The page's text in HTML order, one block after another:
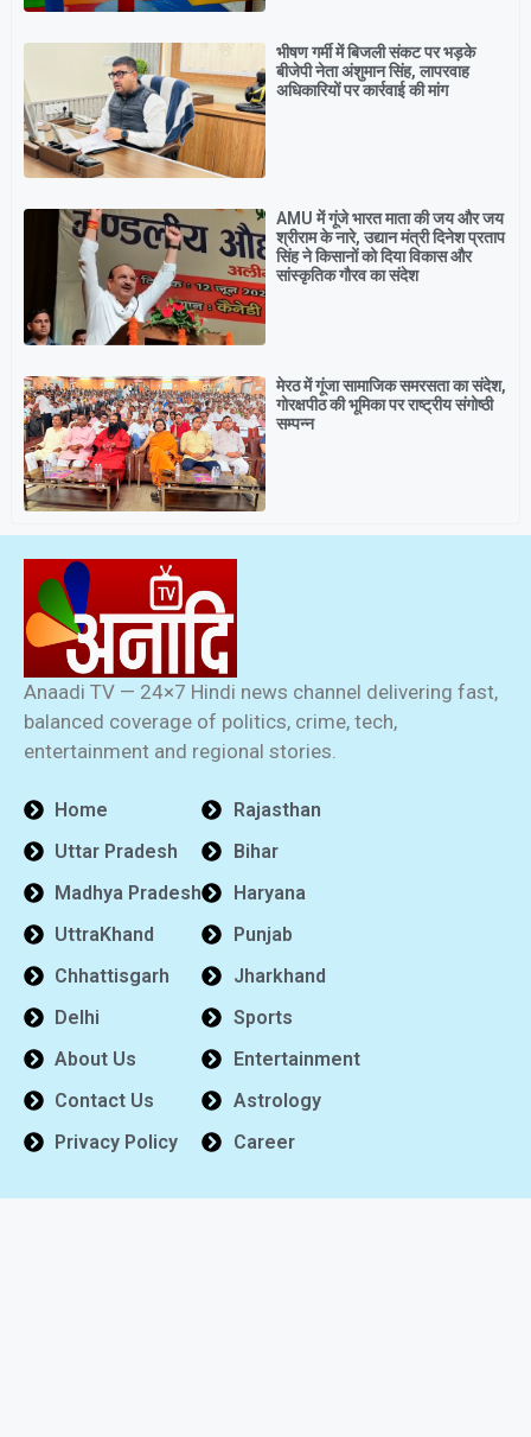
भीषण गर्मी में बिजली संकट पर भड़के
बीजेपी नेता अंशुमान सिंह, लापरवाह
अधिकारियों पर कार्रवाई की मांग
AMU में गूंजे भारत माता की जय और जय
श्रीराम के नारे, उद्यान मंत्री दिनेश प्रताप
सिंह ने किसानों को दिया विकास और
सांस्कृतिक गौरव का संदेश
मेरठ में गूंजा सामाजिक समरसता का संदेश,
गोरक्षपीठ की भूमिका पर राष्ट्रीय संगोष्ठी
सम्पन्न
Anaadi TV — 24×7 Hindi news channel delivering fast,
balanced coverage of politics, crime, tech,
entertainment and regional stories.
Home
Uttar Pradesh
Madhya Pradesh
UttraKhand
Chhattisgarh
Delhi
About Us
Contact Us
Privacy Policy
Rajasthan
Bihar
Haryana
Punjab
Jharkhand
Sports
Entertainment
Astrology
Career